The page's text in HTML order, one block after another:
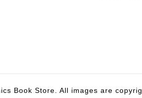
Book Store. All images are